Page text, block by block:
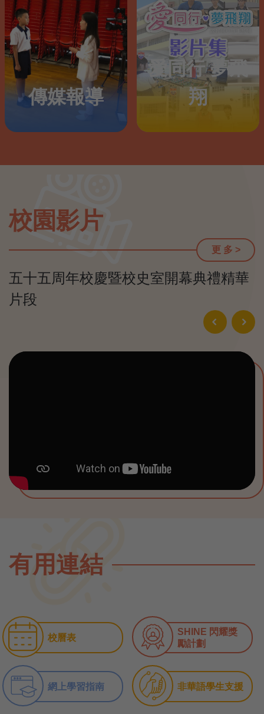
傳媒報導
愛同行 夢飛
翔
校園影片
更 多 >
五十五周年校慶暨校史室開幕典禮精華
片段
有用連結
校曆表
SHINE 閃耀獎
勵計劃
網上學習指南 非華語學生支援